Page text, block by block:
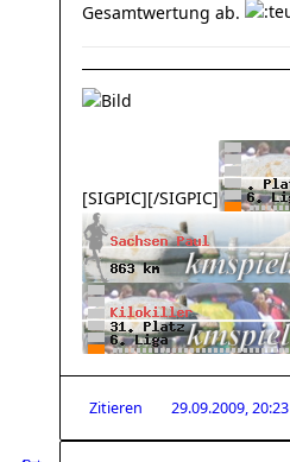
Gesamtwertung ab.
[SIGPIC][/SIGPIC]
Zitieren 29.09.2009, 20:23